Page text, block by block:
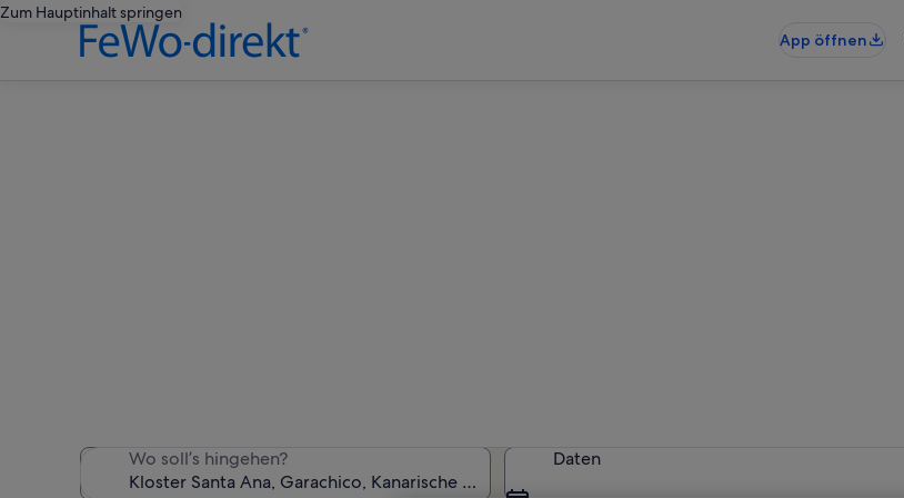
Zum Hauptinhalt springen
App öffnen
Wo soll’s hingehen? Daten